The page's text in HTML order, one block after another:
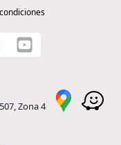
Zona 4